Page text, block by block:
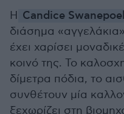
H Candice Swanepoel
διάσημα
έχει χαρίσει
κοινό της. Το
δίμετρα πόδια, το
συνθέτουν μία
ξεχωρίζει στη